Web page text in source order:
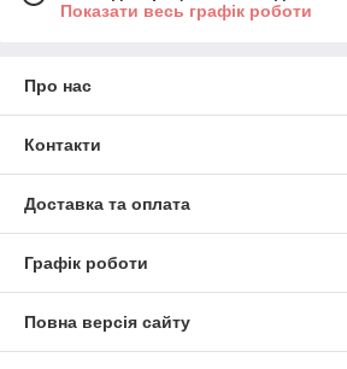
Показати весь графік роботи
Про нас
Контакти
Доставка та оплата
Графік роботи
Повна версія сайту